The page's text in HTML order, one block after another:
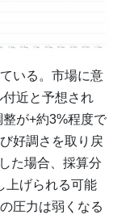
いる。市場に意
近と予想され
が+約3%程度で
好調さを取り戻
た場合、採算分
上げられる可能
圧力は弱くなる